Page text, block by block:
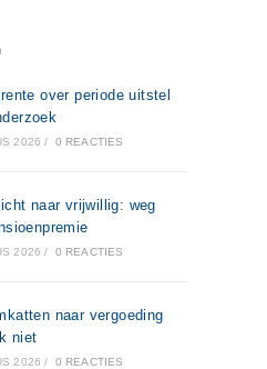
over periode uitstel
2026 / 0 REACTIES
naar vrijwillig: weg
2026 / 0 REACTIES
naar vergoeding
niet
2026 / 0 REACTIES